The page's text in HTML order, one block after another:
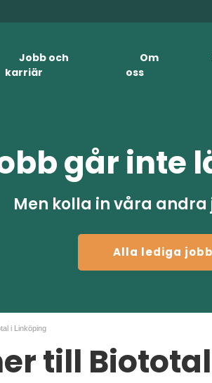
Jobb och
karriär
Om
oss
går inte
Men kolla in våra
Alla lediga jobb
i Linköping
till